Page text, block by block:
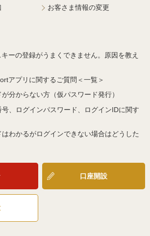
お客さま情報の変更
ーの登録がうまくできません。原因を教え
アプリに関するご質問＜一覧＞
分からない方（仮パスワード発行）
、ログインパスワード、ログインIDに関す
わかるがログインできない場合はどうした
口座開設